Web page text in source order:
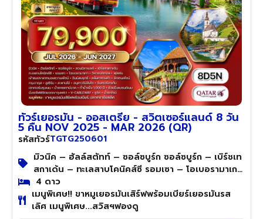
ทัวร์เยอรมัน - ออสเตรีย - สวิตเซอร์แลนด์ 8 วัน
5 คืน NOV 2025 - MAR 2026 (QR)
รหัสทัวร์TGTG250601
มิวนิค – ฮัลล์สตัทท์ – ซอล์ซบูร์ก ซอล์ซบูร์ก – เบิร์ชเท
สกาเด้น – ทะเลสาบโคนิคส์ซี รอมเซา – โอเบอรามาเกา
– วิหารเอททอล – ฟุสเซ่น ฟุสเซ่น – เข้าชมปราสาท
นอยชวานสไตน์ อินซ์บรูกซ์ – ลิกเทนสไตน์ – กรุงวาดุส
– ลูเซิร์น – ชมเมือง อินเทอร์ลาเค่น – เลาเทอร์
4 ดาว
เมนูพิเศษ!! ขาหมูเยอรมันเสิร์ฟพร้อมเบียร์เยอรมันรส
เลิศ เมนูพิเศษ...สวิสฯฟองดู